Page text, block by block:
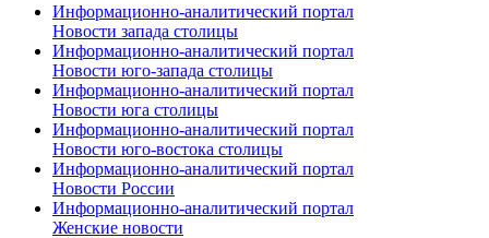
Информационно-аналитический портал
Новости запада столицы
Информационно-аналитический портал
Новости юго-запада столицы
Информационно-аналитический портал
Новости юга столицы
Информационно-аналитический портал
Новости юго-востока столицы
Информационно-аналитический портал
Новости России
Информационно-аналитический портал
Женские новости